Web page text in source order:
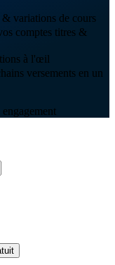
variations de cours
comptes titres &
à l'œil
versements en un
engagement